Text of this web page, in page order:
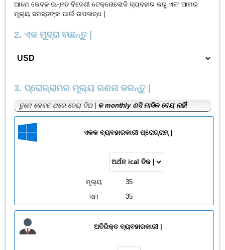
ଆମେ କେବଳ ଉନ୍ନତ ବିଦେଶୀ ଟେକ୍ନୋଲୋଜି ବ୍ୟବହାର କରୁ ଏବଂ ଆମର
ମୂଲ୍ୟ ସମସ୍ତଙ୍କ ପାଇଁ ଉପଲବ୍ଧ |
2. ଏକ ମୁଦ୍ରା ବାଛନ୍ତୁ |
3. ପ୍ରୋଗ୍ରାମର ମୂଲ୍ୟ ଗଣନା କରନ୍ତୁ |
ତୁମେ କେବଳ ଥରେ ଦେୟ ଦିଅ | କ monthly ଣସି ମାସିକ ଦେୟ ନାହିଁ!
ଏକକ ବ୍ୟବହାରକାରୀ ପ୍ରୋଗ୍ରାମ୍ |
ମୂଲ୍ୟ
35
ସମ
35
ଅତିରିକ୍ତ ବ୍ୟବହାରକାରୀ |